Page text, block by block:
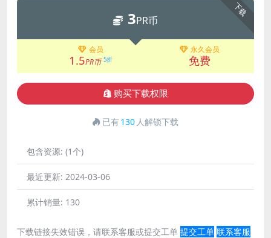
下载
3PR币
会员
1.5PR币 5折
永久会员
免费
购买下载权限
已有130 人解锁下载
包含资源: (1个)
最近更新: 2024-03-06
累计销量: 130
下载链接失效错误，请联系客服或提交工单 提交工单 联系客服